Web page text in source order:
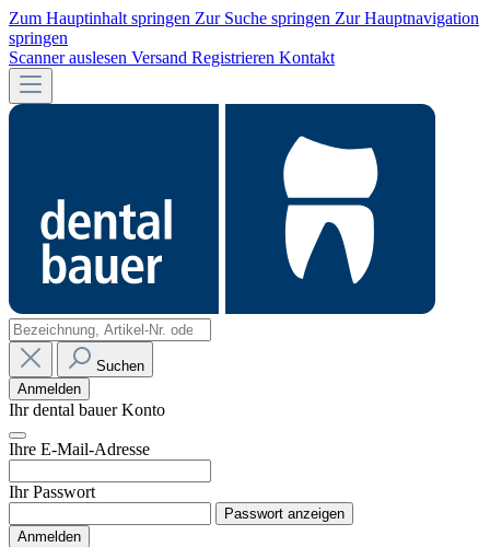
Zum Hauptinhalt springen Zur Suche springen Zur Hauptnavigation
springen
Scanner auslesen Versand Registrieren Kontakt
Suchen
Anmelden
Ihr dental bauer Konto
Ihre E-Mail-Adresse
Ihr Passwort
Passwort anzeigen
Anmelden